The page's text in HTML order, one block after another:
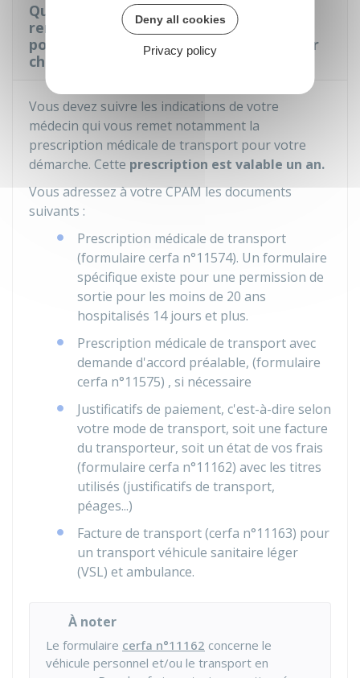
Quelles formalités pour obtenir le
remboursement des frais de transport
pour des soins ou examens ou un retour
chez soi après une hospitalisation ?
Vous devez suivre les indications de votre
médecin qui vous remet notamment la
prescription médicale de transport pour votre
démarche. Cette prescription est valable un an.
Vous adressez à votreCPAMles documents
suivants :
Prescription médicale de transport
(formulaire cerfa n°11574). Un formulaire
spécifique existe pour une permission de
sortie pour les moins de 20 ans
hospitalisés 14 jours et plus.
Prescription médicale de transport avec
demande d'accord préalable, (formulaire
cerfa n°11575) , si nécessaire
Justificatifs de paiement, c'est-à-dire selon
votre mode de transport, soit une facture
du transporteur, soit un état de vos frais
(formulaire cerfa n°11162) avec les titres
utilisés (justificatifs de transport,
péages...)
Facture de transport (cerfa n°11163) pour
un transport véhicule sanitaire léger
(VSL) et ambulance.
À noter
Le formulaire cerfa n°11162 concerne le
véhicule personnel et/ou le transport en
Deny all cookies
Privacy policy